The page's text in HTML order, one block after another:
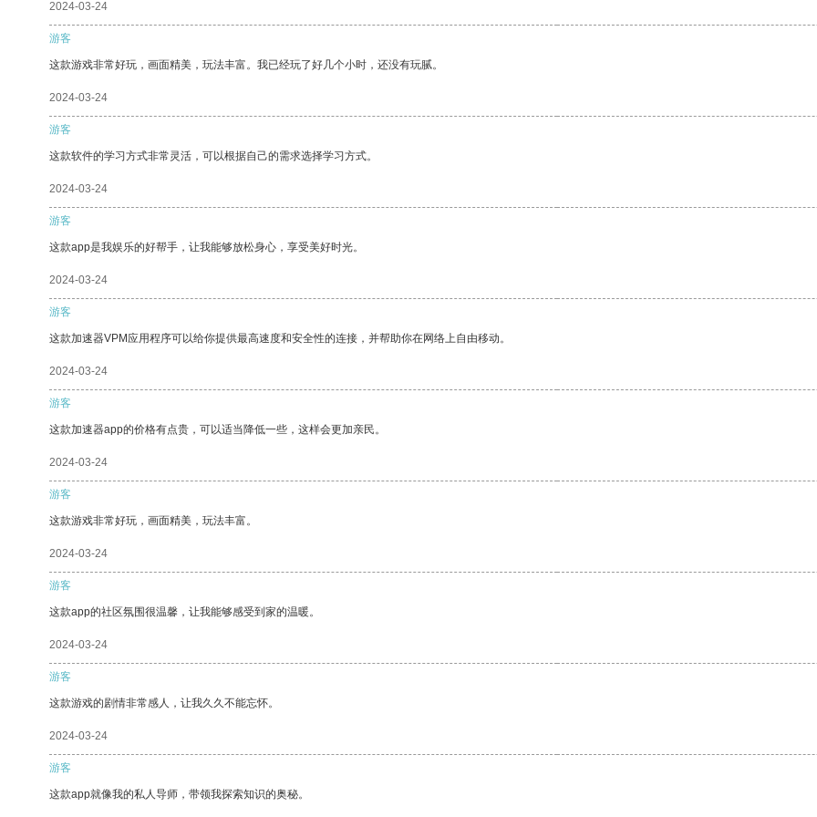
2024-03-24
游客
这款游戏非常好玩，画面精美，玩法丰富。我已经玩了好几个小时，还没有玩腻。
2024-03-24
游客
这款软件的学习方式非常灵活，可以根据自己的需求选择学习方式。
2024-03-24
游客
这款app是我娱乐的好帮手，让我能够放松身心，享受美好时光。
2024-03-24
游客
这款加速器VPM应用程序可以给你提供最高速度和安全性的连接，并帮助你在网络上自由移动。
2024-03-24
游客
这款加速器app的价格有点贵，可以适当降低一些，这样会更加亲民。
2024-03-24
游客
这款游戏非常好玩，画面精美，玩法丰富。
2024-03-24
游客
这款app的社区氛围很温馨，让我能够感受到家的温暖。
2024-03-24
游客
这款游戏的剧情非常感人，让我久久不能忘怀。
2024-03-24
游客
这款app就像我的私人导师，带领我探索知识的奥秘。